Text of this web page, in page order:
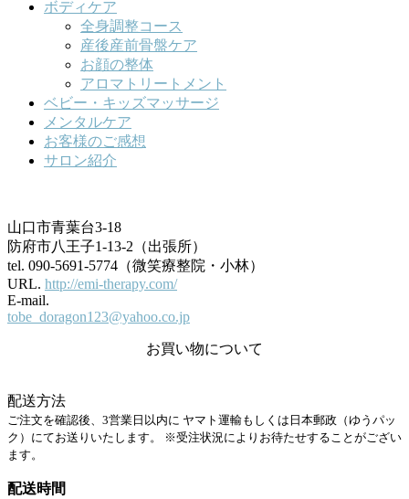
ボディケア
全身調整コース
産後産前骨盤ケア
お顔の整体
アロマトリートメント
ベビー・キッズマッサージ
メンタルケア
お客様のご感想
サロン紹介
山口市青葉台3-18
防府市八王子1-13-2（出張所）
tel. 090-5691-5774（微笑療整院・小林）
URL. http://emi-therapy.com/
E-mail.
tobe_doragon123@yahoo.co.jp
お買い物について
配送方法
ご注文を確認後、3営業日以内に ヤマト運輸もしくは日本郵政（ゆうパッ
ク）にてお送りいたします。 ※受注状況によりお待たせすることがござい
ます。
配送時間